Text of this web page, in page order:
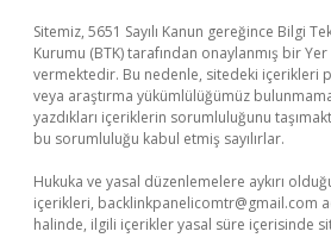
Sitemiz, 5651 Sayılı Kanun gereğince Bilgi
Kurumu (BTK) tarafından onaylanmış bir
vermektedir. Bu nedenle, sitedeki içerikleri
veya araştırma yükümlülüğümüz
yazdıkları içeriklerin sorumluluğunu
bu sorumluluğu kabul etmiş sayılırlar.
Hukuka ve yasal düzenlemelere aykırı
içerikleri, backlinkpanelicomtr@gmail.com
halinde, ilgili içerikler yasal süre içerisinde